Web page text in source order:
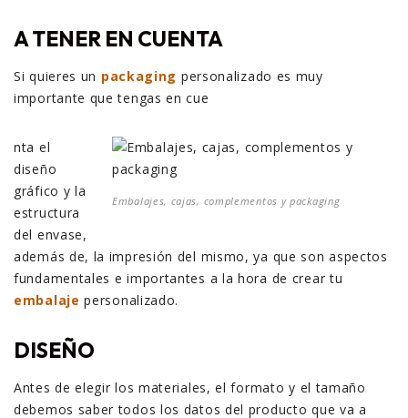
A TENER EN CUENTA
Si quieres un packaging personalizado es muy
importante que tengas en cue
Embalajes, cajas, complementos y packaging
nta el
diseño
gráfico y la
estructura
del envase,
además de, la impresión del mismo, ya que son aspectos
fundamentales e importantes a la hora de crear tu
embalaje personalizado.
DISEÑO
Antes de elegir los materiales, el formato y el tamaño
debemos saber todos los datos del producto que va a